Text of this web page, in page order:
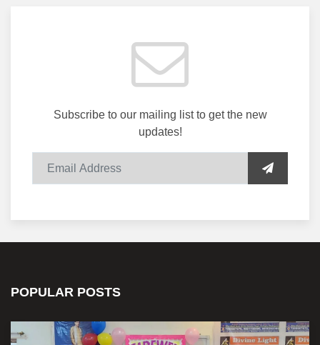
Subscribe to our mailing list to get the new
updates!
POPULAR POSTS